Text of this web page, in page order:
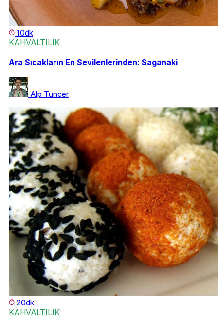
10dk
KAHVALTILIK
Ara Sıcakların En Sevilenlerinden: Saganaki
Alp Tuncer
20dk
KAHVALTILIK